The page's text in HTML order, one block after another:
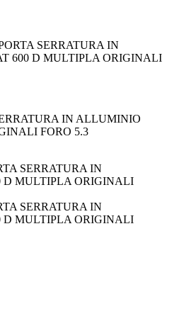
SERRATURA IN
600 D MULTIPLA ORIGINALI